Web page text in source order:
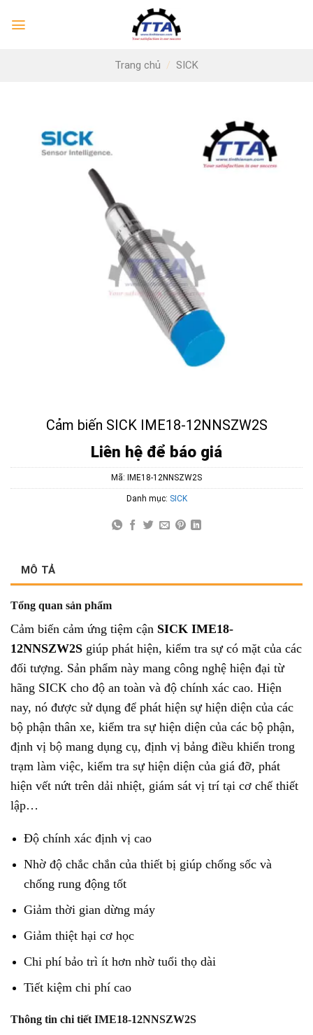
Trang chủ / SICK
Cảm biến SICK IME18-12NNSZW2S
Liên hệ để báo giá
Mã: IME18-12NNSZW2S
Danh mục: SICK
MÔ TẢ
Tổng quan sản phẩm
Cảm biến cảm ứng tiệm cận SICK IME18-
12NNSZW2S giúp phát hiện, kiểm tra sự có mặt của các
đối tượng. Sản phẩm này mang công nghệ hiện đại từ
hãng SICK cho độ an toàn và độ chính xác cao. Hiện
nay, nó được sử dụng để phát hiện sự hiện diện của các
bộ phận thân xe, kiểm tra sự hiện diện của các bộ phận,
định vị bộ mang dụng cụ, định vị bảng điều khiển trong
trạm làm việc, kiểm tra sự hiện diện của giá đỡ, phát
hiện vết nứt trên dải nhiệt, giám sát vị trí tại cơ chế thiết
lập…
Độ chính xác định vị cao
Nhờ độ chắc chắn của thiết bị giúp chống sốc và
chống rung động tốt
Giảm thời gian dừng máy
Giảm thiệt hại cơ học
Chi phí bảo trì ít hơn nhờ tuổi thọ dài
Tiết kiệm chi phí cao
Thông tin chi tiết IME18-12NNSZW2S